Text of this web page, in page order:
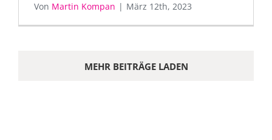
Von Martin Kompan | März 12th, 2023
MEHR BEITRÄGE LADEN